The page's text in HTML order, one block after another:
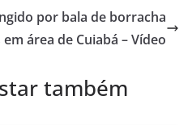
por bala de borracha
área de Cuiabá – Vídeo
também